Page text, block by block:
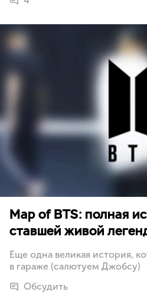
Map of BTS: полная
ставшей живой
Еще одна великая история,
в гараже (салютуем Джобсу)
Обсудить